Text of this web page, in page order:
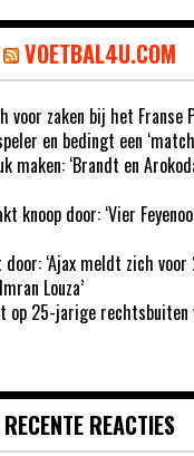
VOETBAL4U.COM
voor zaken bij het Franse
en bedingt een
maken: ‘Brandt en
knoop door: ‘Vier
‘Ajax meldt zich
Louza’
op 25-jarige rechtsbuiten
RECENTE REACTIES